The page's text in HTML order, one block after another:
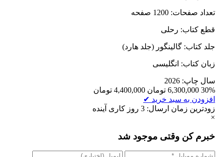
تعداد صفحات: 1200 صفحه
قطع کتاب: رحلی
جلد کتاب: گالینگور (جلد هارد)
زبان کتاب: انگلیسی
سال چاپ: 2026
30%
6,300,000 تومان 4,400,000 تومان
افزودن به سبد خرید ✔
زودترین زمان ارسال: 3 روز کاری آینده
×
خبرم کن وقتی موجود شد